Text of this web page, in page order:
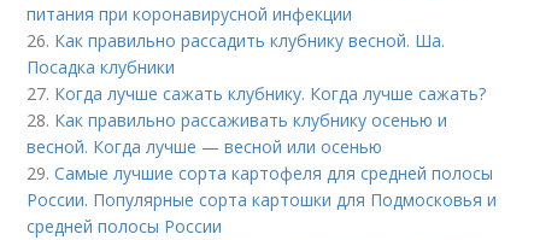
питания при коронавирусной инфекции
26. Как правильно рассадить клубнику весной. Ша.
Посадка клубники
27. Когда лучше сажать клубнику. Когда лучше сажать?
28. Как правильно рассаживать клубнику осенью и
весной. Когда лучше — весной или осенью
29.Самые лучшие сорта картофеля для средней полосы
России. Популярные сорта картошки для Подмосковья и
средней полосы России